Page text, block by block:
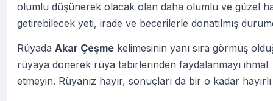
olumlu düşünerek olacak olan daha olumlu ve güzel
getirebilecek yeti, irade ve becerilerle donatılmış
Rüyada Akar Çeşme kelimesinin yanı sıra görmüş
rüyaya dönerek rüya tabirlerinden faydalanmayı ihmal
etmeyin. Rüyanız hayır, sonuçları da bir o kadar